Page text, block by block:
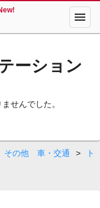
menu
ーション
せんでした。
その他 車・交通 >
ト